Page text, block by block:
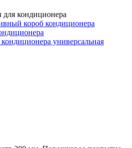
кондиционера
короб кондиционера
универсальная